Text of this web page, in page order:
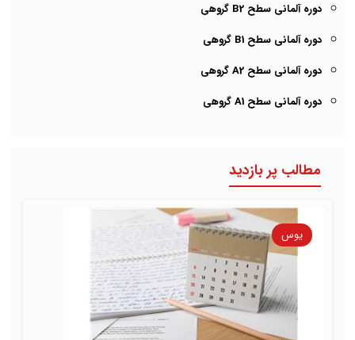
دوره آلمانی سطح B2 گروهی
دوره آلمانی سطح B1 گروهی
دوره آلمانی سطح A2 گروهی
دوره آلمانی سطح A1 گروهی
مطالب پر بازدید
یوس